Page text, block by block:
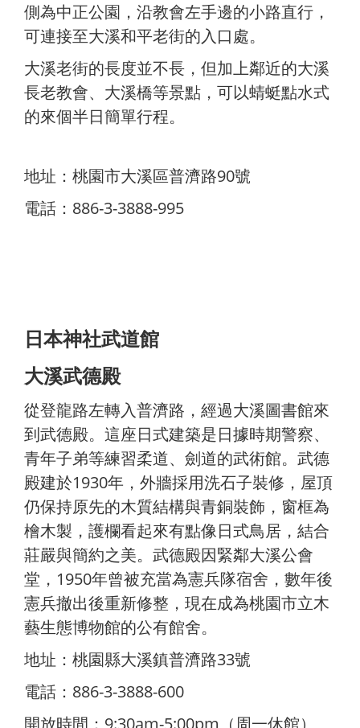
側為中正公園，沿教會左手邊的小路直行，
可連接至大溪和平老街的入口處。
大溪老街的長度並不長，但加上鄰近的大溪
長老教會、大溪橋等景點，可以蜻蜓點水式
的來個半日簡單行程。
地址：桃園市大溪區普濟路90號
電話：886-3-3888-995
日本神社武道館
大溪武德殿
從登龍路左轉入普濟路，經過大溪圖書館來
到武德殿。這座日式建築是日據時期警察、
青年子弟等練習柔道、劍道的武術館。武德
殿建於1930年，外牆採用洗石子裝修，屋頂
仍保持原先的木質結構與青銅裝飾，窗框為
檜木製，護欄看起來有點像日式鳥居，結合
莊嚴與簡約之美。武德殿因緊鄰大溪公會
堂，1950年曾被充當為憲兵隊宿舍，數年後
憲兵撤出後重新修整，現在成為桃園市立木
藝生態博物館的公有館舍。
地址：桃園縣大溪鎮普濟路33號
電話：886-3-3888-600
開放時間：9:30am-5:00pm（周一休館）